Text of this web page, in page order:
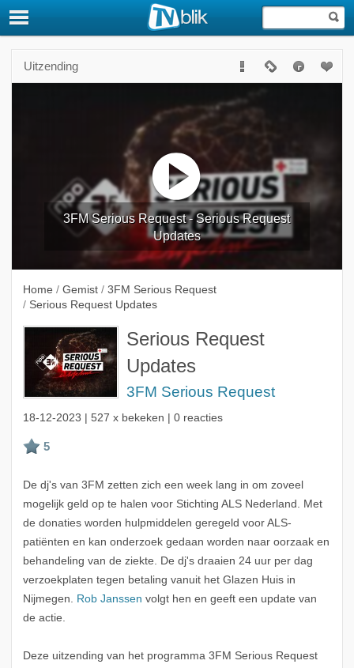
Uitzending
3FM Serious Request - Serious Request
Updates
Home / Gemist / 3FM Serious Request
/ Serious Request Updates
Serious Request
Updates
3FM Serious Request
18-12-2023 | 527 x bekeken | 0 reacties
De dj's van 3FM zetten zich een week lang in om zoveel
mogelijk geld op te halen voor Stichting ALS Nederland. Met
de donaties worden hulpmiddelen geregeld voor ALS-
patiënten en kan onderzoek gedaan worden naar oorzaak en
behandeling van de ziekte. De dj's draaien 24 uur per dag
verzoekplaten tegen betaling vanuit het Glazen Huis in
Nijmegen. Rob Janssen volgt hen en geeft een update van
de actie.
Deze uitzending van het programma 3FM Serious Request